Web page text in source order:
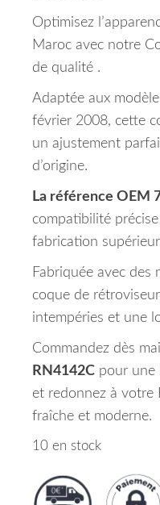
Optimisez
Maroc avec notre
de qualité .
Adaptée aux
février 2008, cette
un ajustement
d’origine.
La référence OEM
compatibilité
fabrication
Fabriquée avec des
coque de
intempéries et une
Commandez dès
RN4142C pour une
et redonnez à votre
fraîche et moderne.
10 en stock